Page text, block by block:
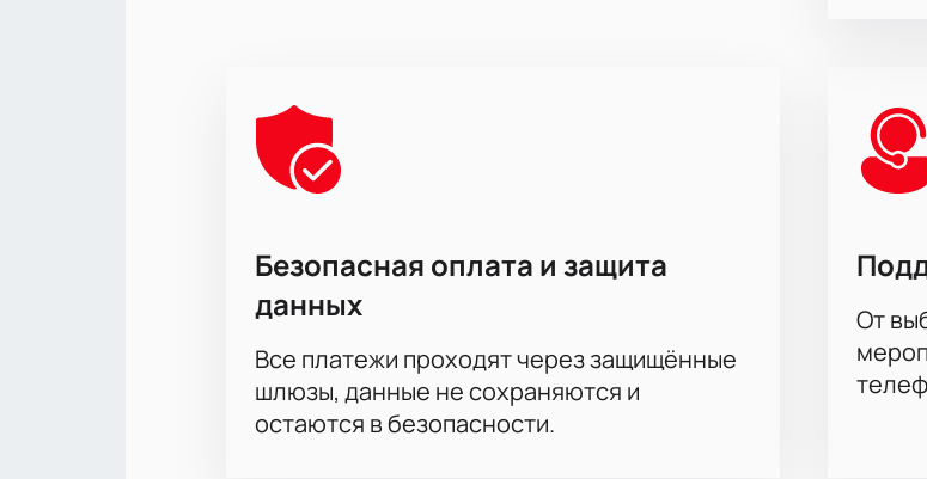
Безопасная оплата и защита
данных
Все платежи проходят через защищённые
шлюзы, данные не сохраняются и
остаются в безопасности.
От